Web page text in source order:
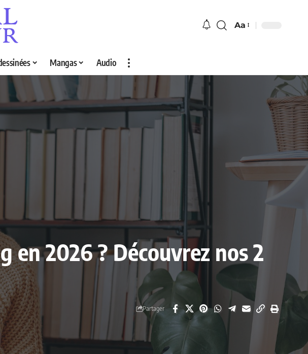
Aa
Mangas Audio
en 2026 ? Découvrez nos 2
Partager